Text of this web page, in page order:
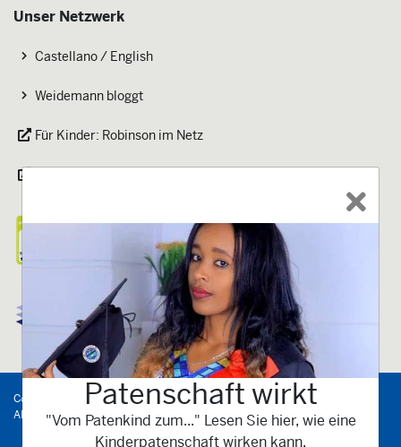
Patenschaft wirkt
"Vom Patenkind zum..." Lesen Sie hier, wie eine
Kinderpatenschaft wirken kann.
Unser Netzwerk
Castellano / English
Weidemann bloggt
Für Kinder: Robinson im Netz
Copyright 2026 Kindernothilfee.V.
Alle Rechte vorbehalten.